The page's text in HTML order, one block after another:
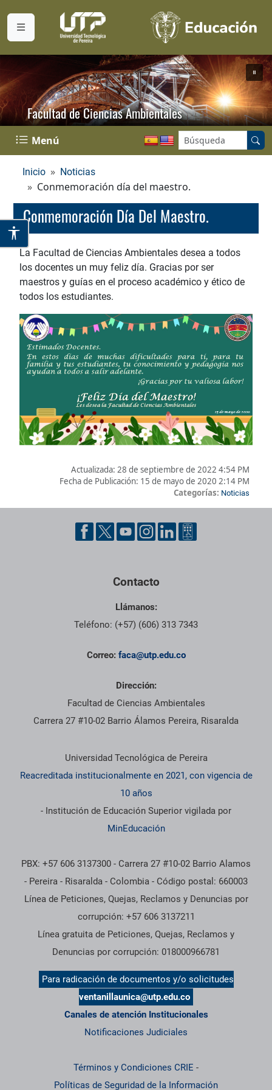
Facultad de Ciencias Ambientales
Menú Buscar en el sitio:
Inicio Noticias
Conmemoración día del maestro.
Conmemoración Día Del Maestro.
La Facultad de Ciencias Ambientales desea a todos
los docentes un muy feliz día. Gracias por ser
maestros y guías en el proceso académico y ético de
todos los estudiantes.
Actualizada: 28 de septiembre de 2022 4:54 PM
Fecha de Publicación: 15 de mayo de 2020 2:14 PM
Categorías: Noticias
Pie de página con información de contacto, redes sociales y
Contacto
Llámanos:
Teléfono: (+57) (606) 313 7343
Correo: faca@utp.edu.co
Dirección:
Facultad de Ciencias Ambientales
Carrera 27 #10-02 Barrio Álamos Pereira, Risaralda
Información institucional
Universidad Tecnológica de Pereira
Reacreditada institucionalmente en 2021, con vigencia de
10 años
- Institución de Educación Superior vigilada por
MinEducación
PBX: +57 606 3137300 - Carrera 27 #10-02 Barrio Alamos
- Pereira - Risaralda - Colombia - Código postal: 660003
Línea de Peticiones, Quejas, Reclamos y Denuncias por
corrupción: +57 606 3137211
Línea gratuita de Peticiones, Quejas, Reclamos y
Denuncias por corrupción: 018000966781
Para radicación de documentos y/o solicitudes
ventanillaunica@utp.edu.co
Canales de atención Institucionales
Notificaciones Judiciales
Términos y Condiciones CRIE -
Políticas de Seguridad de la Información